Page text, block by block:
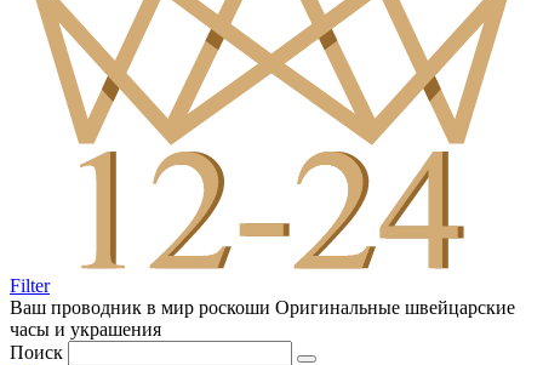
Filter
Ваш проводник в мир роскоши Оригинальные швейцарские
часы и украшения
Поиск